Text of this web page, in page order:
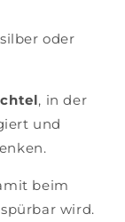
oder
, in der
und
beim
wird.